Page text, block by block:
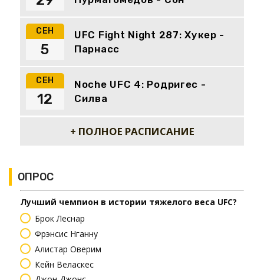
СЕН
UFC Fight Night 287: Хукер -
Парнасс
5
СЕН
Noche UFC 4: Родригес -
Силва
12
+ ПОЛНОЕ РАСПИСАНИЕ
ОПРОС
Лучший чемпион в истории тяжелого веса UFC?
Брок Леснар
Фрэнсис Нганну
Алистар Оверим
Кейн Веласкес